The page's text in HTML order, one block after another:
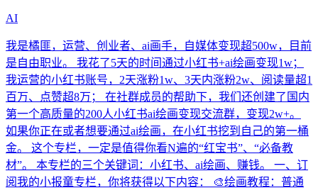
AI
我是橘匪，运营、创业者、ai画手，自媒体变现超500w，目前
是自由职业。 我花了5天的时间通过小红书+ai绘画变现1w；
我运营的小红书账号，2天涨粉1w、3天内涨粉2w、阅读量超1
百万、点赞超8万； 在社群成员的帮助下，我们还创建了国内
第一个高质量的200人小红书ai绘画变现交流群，变现2w+。
如果你正在或者想要通过ai绘画，在小红书挖到自己的第一桶
金。 这个专栏，一定是值得你看N遍的“红宝书”、“必备教
材”。 本专栏的三个关键词：小红书、ai绘画、赚钱。 一、订
阅我的小报童专栏，你将获得以下内容： 🎨绘画教程：普通